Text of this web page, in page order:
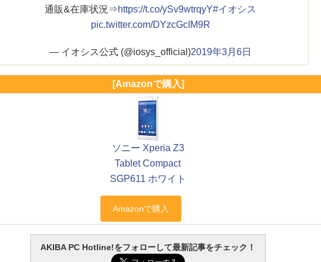
通販&在庫状況⇒https://t.co/ySv9wtrqyY#イオシス
pic.twitter.com/DYzcGcIM9R
— イオシス公式 (@iosys_official)2019年3月6日
[Amazonで購入]
ソニー Xperia Z3
Tablet Compact
SGP611 ホワイト
AKIBA PC Hotline!をフォローして最新記事をチェック！